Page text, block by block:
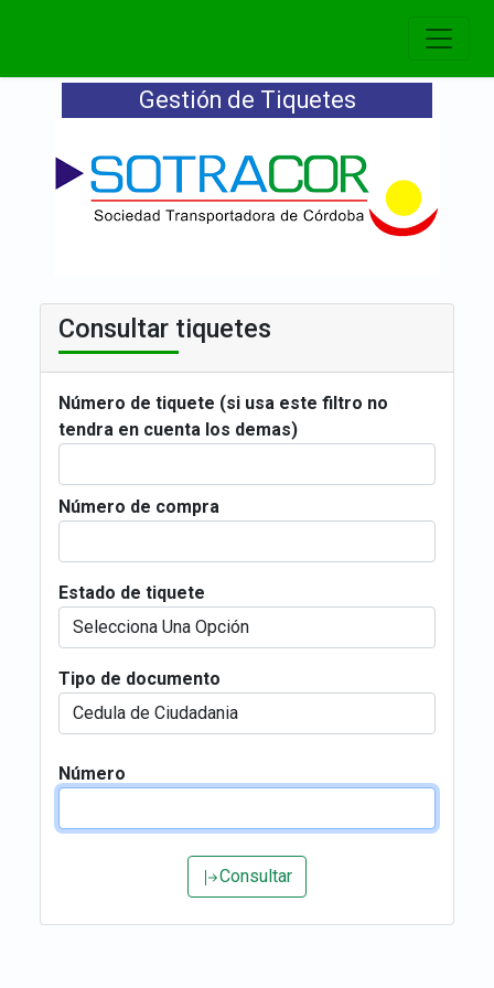
Gestión de Tiquetes
Consultar tiquetes
Número de tiquete (si usa este filtro no
tendra en cuenta los demas)
Número de compra
Estado de tiquete
Tipo de documento
Número
Consultar